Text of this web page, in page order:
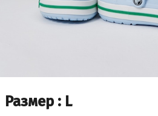
Размер : L